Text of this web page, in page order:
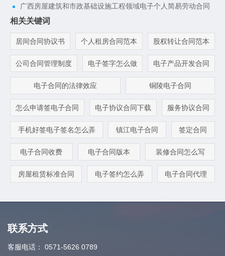
广西房屋建筑和市政基础设施工程领域电子个人简易劳动合同
相关关键词
居间合同协议书 个人租房合同范本 股权转让合同范本
公司合同管理制度 电子签字怎么做 电子产品开发合同
电子合同的法律效应 铜陵电子合同
怎么申请签电子合同 电子协议合同下载 服务协议合同
手机好签电子签名怎么弄 镇江电子合同 签定合同
电子合同收费 电子合同版本 装修合同怎么写
房屋租赁标准合同 电子签约怎么弄 电子合同代理
联系方式
客服电话：
0571-5626 0789